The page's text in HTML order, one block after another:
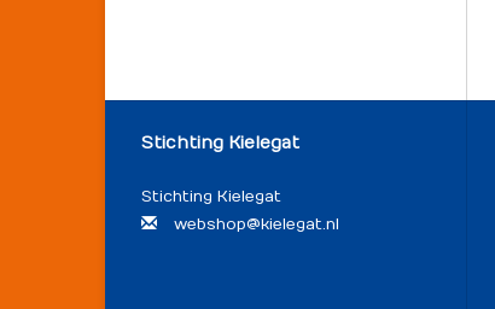
Stichting Kielegat
Stichting Kielegat
webshop@kielegat.nl